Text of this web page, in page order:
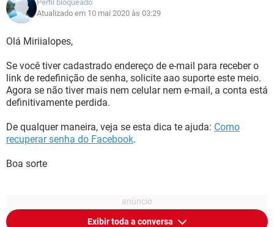
Perfil bloqueado
Atualizado em 10 mai 2020 às 03:29
Olá Miriialopes,
Se você tiver cadastrado endereço de e-mail para receber o
link de redefinição de senha, solicite aao suporte este meio.
Agora se não tiver mais nem celular nem e-mail, a conta está
definitivamente perdida.
De qualquer maneira, veja se esta dica te ajuda: Como
recuperar senha do Facebook.
Boa sorte
Exibir toda a conversa